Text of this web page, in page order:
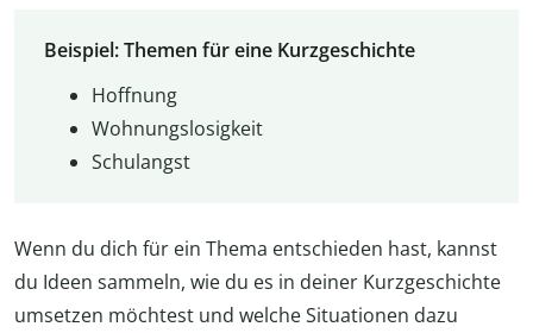
Beispiel: Themen für eine Kurzgeschichte
Hoffnung
Wohnungslosigkeit
Schulangst
Wenn du dich für ein Thema entschieden hast, kannst
du Ideen sammeln, wie du es in deiner Kurzgeschichte
umsetzen möchtest und welche Situationen dazu